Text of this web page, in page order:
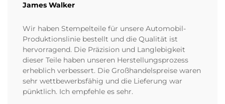
James Walker
Wir haben Stempelteile für unsere Automobil-
Produktionslinie bestellt und die Qualität ist
hervorragend. Die Präzision und Langlebigkeit
dieser Teile haben unseren Herstellungsprozess
erheblich verbessert. Die Großhandelspreise waren
sehr wettbewerbsfähig und die Lieferung war
pünktlich. Ich empfehle es sehr.